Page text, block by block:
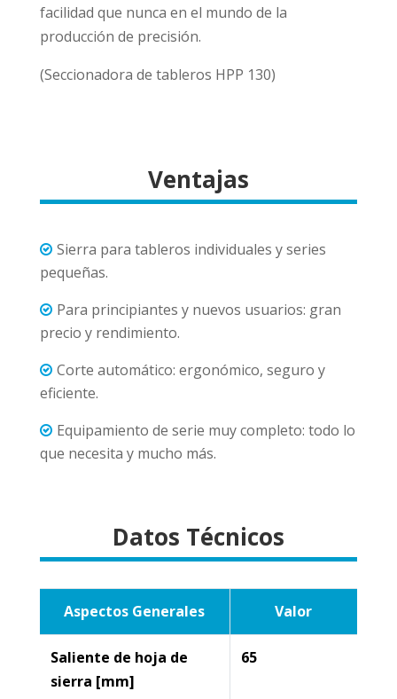
facilidad que nunca en el mundo de la
producción de precisión.
(Seccionadora de tableros HPP 130)
Ventajas
Sierra para tableros individuales y series
pequeñas.
Para principiantes y nuevos usuarios: gran
precio y rendimiento.
Corte automático: ergonómico, seguro y
eficiente.
Equipamiento de serie muy completo: todo lo
que necesita y mucho más.
Datos Técnicos
Aspectos Generales Valor
Saliente de hoja de
sierra [mm]
65